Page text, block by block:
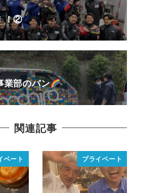
！②
業部のバン
関連記事
ベート プライベート